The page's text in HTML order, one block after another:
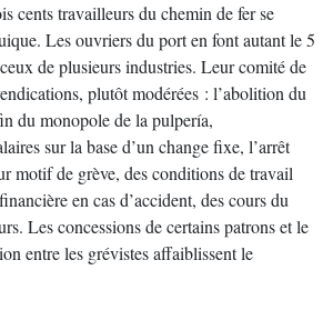
cents travailleurs du chemin de fer se
Les ouvriers du port en font autant le 5
de plusieurs industries. Leur comité de
plutôt modérées : l’abolition du
du monopole de la pulpería,
sur la base d’un change fixe, l’arrêt
motif de grève, des conditions de travail
en cas d’accident, des cours du
Les concessions de certains patrons et le
entre les grévistes affaiblissent le